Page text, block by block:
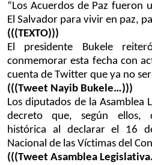
FORO [RADIO]
DEPORTIVO INTERNACIONAL
NOTA ECONÓMICA
ENTRETENIMIENTO
Idiomas
“Los Acuerdos de Paz fueron
El Salvador para vivir en paz,
(((TEXTO)))
El presidente Bukele
conmemorar esta fecha con
cuenta de Twitter que ya no
(((Tweet Nayib Bukele…)))
Los diputados de la Asamblea
decreto que, según ellos,
histórica al declarar el 16
Nacional de las Víctimas del
(((Tweet Asamblea